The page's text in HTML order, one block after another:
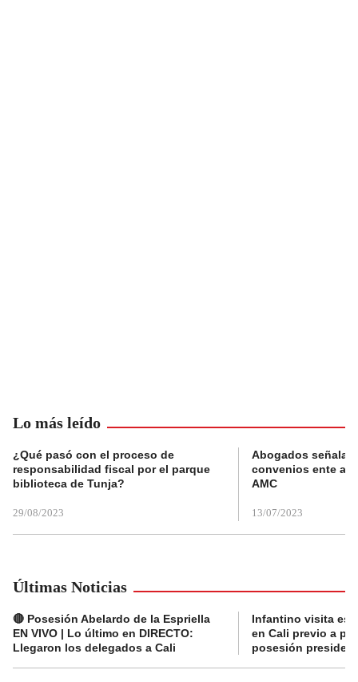
Lo más leído
¿Qué pasó con el proceso de
responsabilidad fiscal por el parque
biblioteca de Tunja?
29/08/2023
Abogados
convenios ente
AMC
13/07/2023
Últimas Noticias
🔴 Posesión Abelardo de la Espriella
EN VIVO | Lo último en DIRECTO:
Llegaron los delegados a Cali
Infantino visita
en Cali previo a
posesión